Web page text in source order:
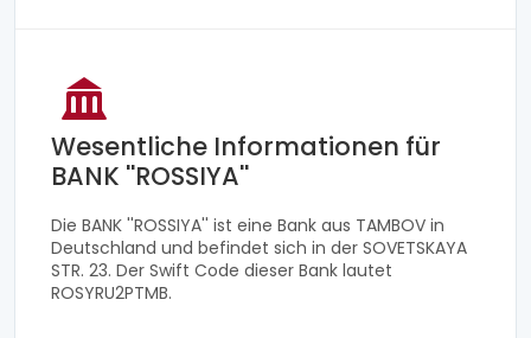
Wesentliche Informationen für
BANK ''ROSSIYA''
Die BANK ''ROSSIYA'' ist eine Bank aus TAMBOV in
Deutschland und befindet sich in der SOVETSKAYA
STR. 23. Der Swift Code dieser Bank lautet
ROSYRU2PTMB.